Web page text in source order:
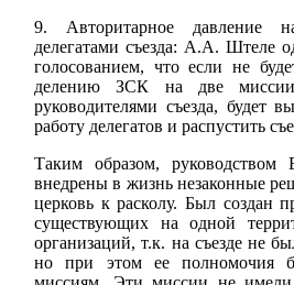
9. Авторитарное давление
делегатами съезда: А.А. Штеле
голосова­нием, что если не
делению ЗСК на две
руководителями съезда, будет
работу делегатов и распустить
Таким образом,
внедрены в жизнь незаконные
церковь к расколу. Был создан
существующих на одной
организаций, т.к. на съезде не
но при этом ее полномочия